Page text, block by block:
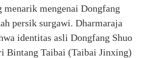
menarik mengenai Dongfang
persik surgawi. Dharmaraja
identitas asli Dongfang Shuo
Bintang Taibai (Taibai Jinxing)